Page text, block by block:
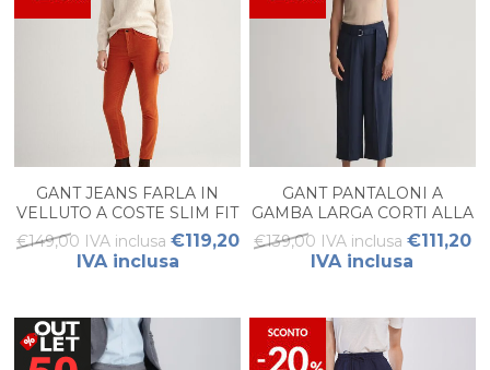
GANT JEANS FARLA IN
VELLUTO A COSTE SLIM FIT
DONNA
€149,00 IVA inclusa €119,20
IVA inclusa
GANT PANTALONI A
GAMBA LARGA CORTI ALLA
CAVIGLIA DONNA
€139,00 IVA inclusa €111,20
IVA inclusa